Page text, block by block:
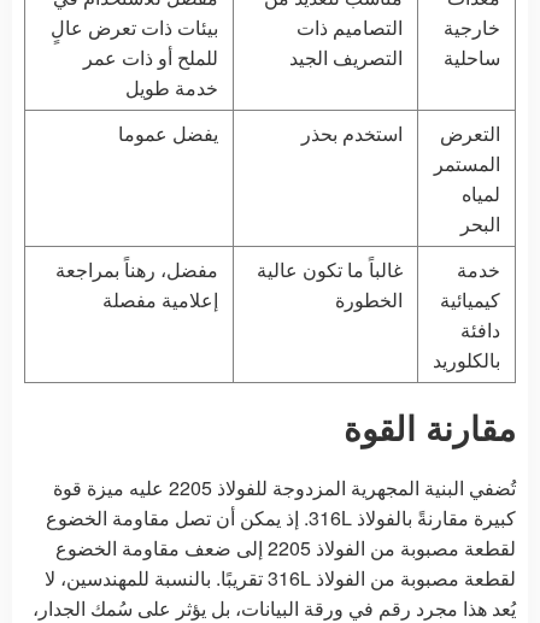
خارجية
ساحلية
التصاميم ذات
التصريف الجيد
بيئات ذات تعرض عالٍ
للملح أو ذات عمر
خدمة طويل
التعرض
المستمر
لمياه
البحر
استخدم بحذر يفضل عموما
خدمة
كيميائية
دافئة
بالكلوريد
غالباً ما تكون عالية
الخطورة
مفضل، رهناً بمراجعة
إعلامية مفصلة
مقارنة القوة
تُضفي البنية المجهرية المزدوجة للفولاذ 2205 عليه ميزة قوة
كبيرة مقارنةً بالفولاذ 316L. إذ يمكن أن تصل مقاومة الخضوع
لقطعة مصبوبة من الفولاذ 2205 إلى ضعف مقاومة الخضوع
لقطعة مصبوبة من الفولاذ 316L تقريبًا. بالنسبة للمهندسين، لا
يُعد هذا مجرد رقم في ورقة البيانات، بل يؤثر على سُمك الجدار،